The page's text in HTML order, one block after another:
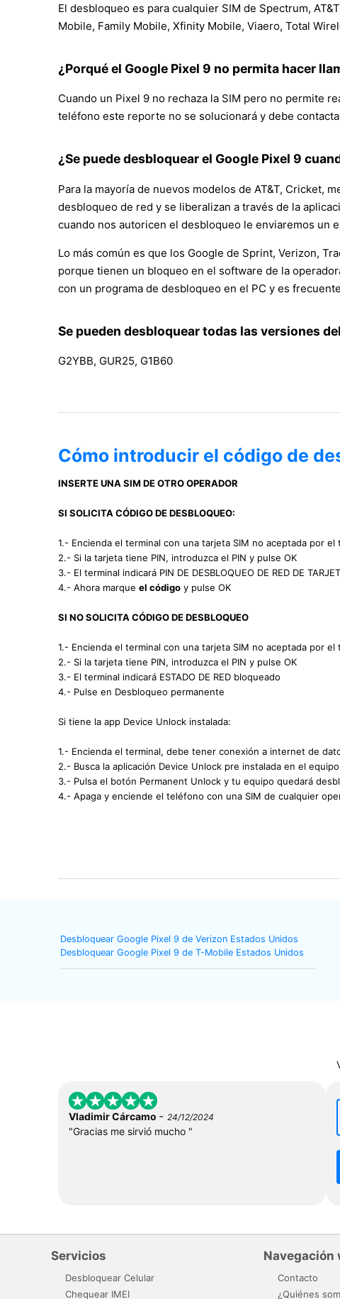
El desbloqueo es para cualquier SIM de Spectrum,
Mobile, Family Mobile, Xfinity Mobile, Viaero, Total
¿Porqué el Google Pixel 9 no permita hacer
Cuando un Pixel 9 no rechaza la SIM pero no permite
teléfono este reporte no se solucionará y debe
¿Se puede desbloquear el Google Pixel 9
Para la mayoría de nuevos modelos de AT&T, Cricket,
desbloqueo de red y se liberalizan a través de la
cuando nos autoricen el desbloqueo le enviaremos un
Lo más común es que los Google de Sprint, Verizon,
porque tienen un bloqueo en el software de la
con un programa de desbloqueo en el PC y es
Se pueden desbloquear todas las versiones
G2YBB, GUR25, G1B60
Cómo introducir el código de
INSERTE UNA SIM DE OTRO OPERADOR
SI SOLICITA CÓDIGO DE DESBLOQUEO:
1.- Encienda el terminal con una tarjeta SIM no aceptada por
2.- Si la tarjeta tiene PIN, introduzca el PIN y pulse OK
3.- El terminal indicará PIN DE DESBLOQUEO DE RED DE
4.- Ahora marque el código y pulse OK
SI NO SOLICITA CÓDIGO DE DESBLOQUEO
1.- Encienda el terminal con una tarjeta SIM no aceptada por
2.- Si la tarjeta tiene PIN, introduzca el PIN y pulse OK
3.- El terminal indicará ESTADO DE RED bloqueado
4.- Pulse en Desbloqueo permanente
Si tiene la app Device Unlock instalada:
1.- Encienda el terminal, debe tener conexión a internet de
2.- Busca la aplicación Device Unlock pre instalada en el
3.- Pulsa el botón Permanent Unlock y tu equipo quedará
4.- Apaga y enciende el teléfono con una SIM de cualquier
Desbloquear Google Pixel 9 de Verizon Estados Unidos
Desbloquear Google Pixel 9 de T-Mobile Estados Unidos
Vladimir Cárcamo - 24/12/2024
"Gracias me sirvió mucho "
Servicios
Desbloquear Celular
Chequear IMEI
Navegación
Contacto
¿Quiénes